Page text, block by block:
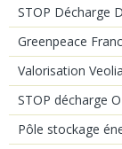
STOP Décharge
Greenpeace
Valorisation
STOP décharge
Pôle stockage